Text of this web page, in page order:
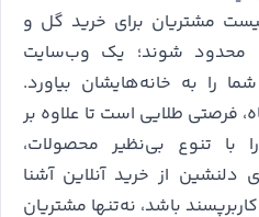
مشتریان برای خرید گل و
محدود شوند؛ یک وب‌سایت
را به خانه‌هایشان بیاورد.
فرصتی طلایی است تا علاوه بر
با تنوع بی‌نظیر محصولات،
دلنشین از خرید آنلاین آشنا
باشد، نه‌تنها مشتریان